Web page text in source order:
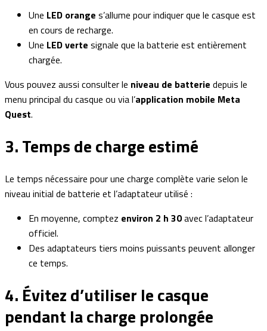
Une LED orange s’allume pour indiquer que le casque est
en cours de recharge.
Une LED verte signale que la batterie est entièrement
chargée.
Vous pouvez aussi consulter le niveau de batterie depuis le
menu principal du casque ou via l’application mobile Meta
Quest.
3. Temps de charge estimé
Le temps nécessaire pour une charge complète varie selon le
niveau initial de batterie et l’adaptateur utilisé :
En moyenne, comptez environ 2 h 30avec l’adaptateur
officiel.
Des adaptateurs tiers moins puissants peuvent allonger
ce temps.
4. Évitez d’utiliser le casque
pendant la charge prolongée